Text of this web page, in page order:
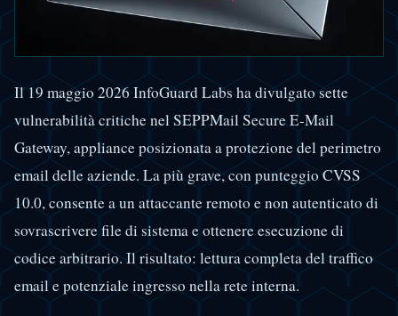
Il 19 maggio 2026 InfoGuard Labs ha divulgato sette
vulnerabilità critiche nel SEPPMail Secure E-Mail
Gateway, appliance posizionata a protezione del perimetro
email delle aziende. La più grave, con punteggio CVSS
10.0, consente a un attaccante remoto e non autenticato di
sovrascrivere file di sistema e ottenere esecuzione di
codice arbitrario. Il risultato: lettura completa del traffico
email e potenziale ingresso nella rete interna.